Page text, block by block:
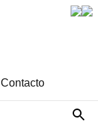
Contacto